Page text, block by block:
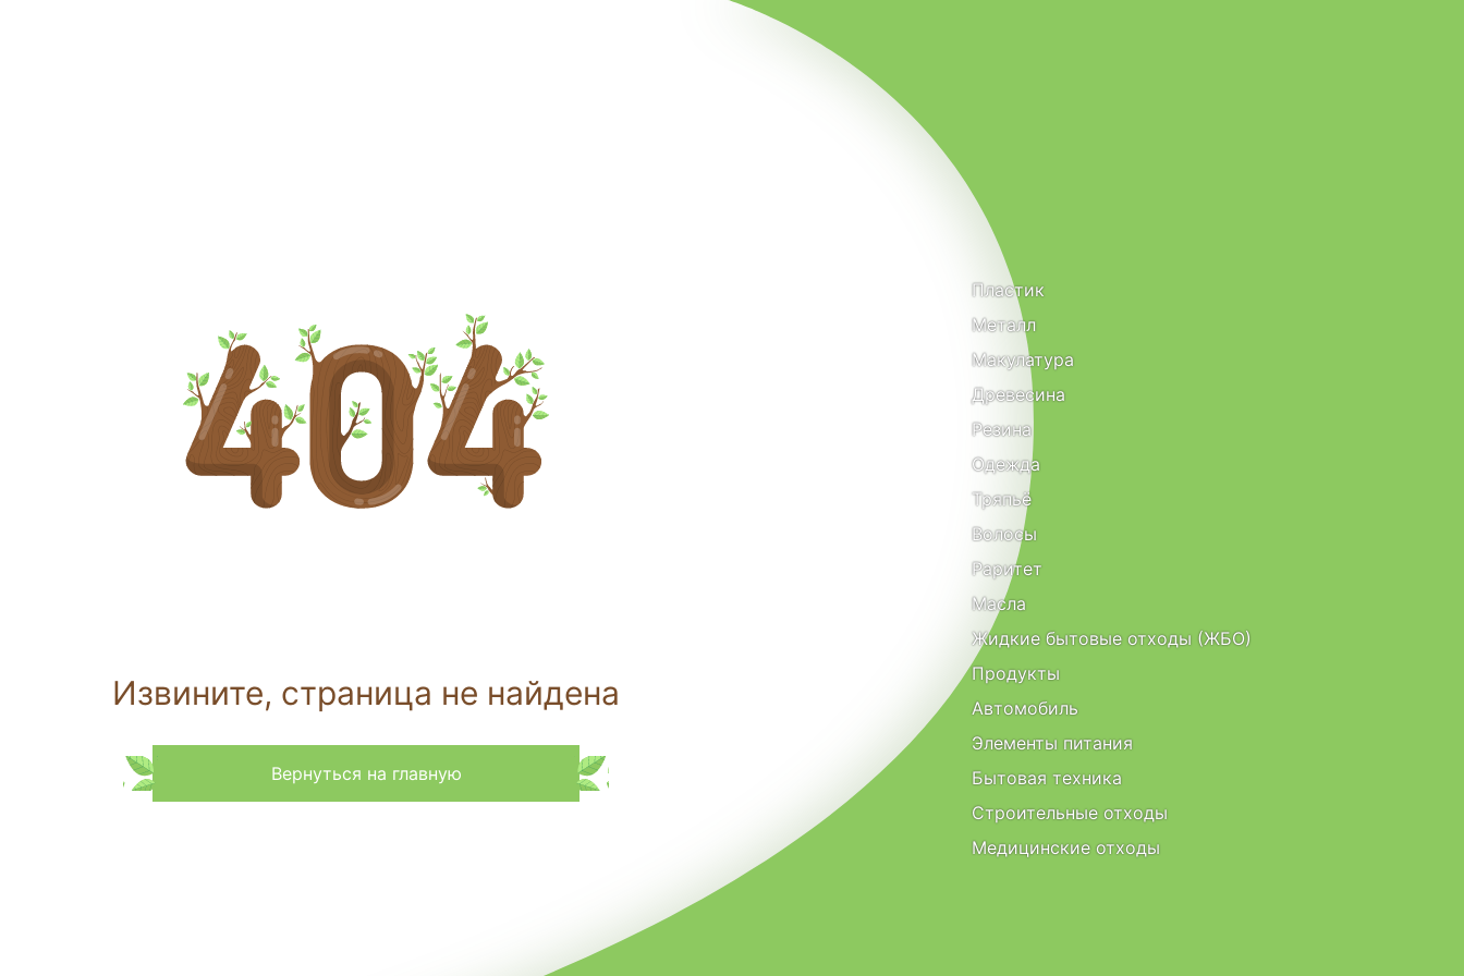
Извините, страница не найдена
Вернуться на главную
Пластик
Металл
Макулатура
Древесина
Резина
Одежда
Тряпьё
Волосы
Раритет
Масла
Жидкие бытовые отходы (ЖБО)
Продукты
Автомобиль
Элементы питания
Бытовая техника
Строительные отходы
Медицинские отходы